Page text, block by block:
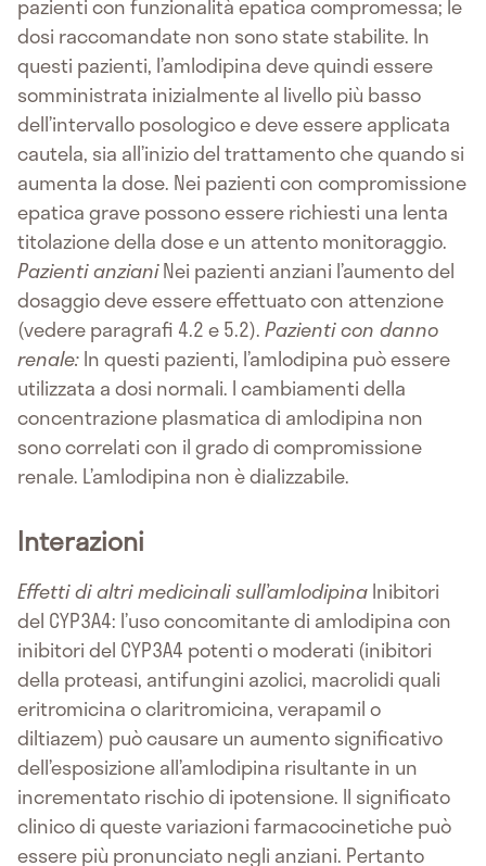
pazienti con funzionalità epatica compromessa; le
dosi raccomandate non sono state stabilite. In
questi pazienti, l’amlodipina deve quindi essere
somministrata inizialmente al livello più basso
dell’intervallo posologico e deve essere applicata
cautela, sia all’inizio del trattamento che quando si
aumenta la dose. Nei pazienti con compromissione
epatica grave possono essere richiesti una lenta
titolazione della dose e un attento monitoraggio.
Pazienti anzianiNei pazienti anziani l’aumento del
dosaggio deve essere effettuato con attenzione
(vedere paragrafi 4.2 e 5.2).Pazienti con danno
renale:In questi pazienti, l’amlodipina può essere
utilizzata a dosi normali. I cambiamenti della
concentrazione plasmatica di amlodipina non
sono correlati con il grado di compromissione
renale. L’amlodipina non è dializzabile.
Interazioni
Effetti di altri medicinali sull’amlodipinaInibitori
del CYP3A4: l’uso concomitante di amlodipina con
inibitori del CYP3A4 potenti o moderati (inibitori
della proteasi, antifungini azolici, macrolidi quali
eritromicina o claritromicina, verapamil o
diltiazem) può causare un aumento significativo
dell’esposizione all’amlodipina risultante in un
incrementato rischio di ipotensione. Il significato
clinico di queste variazioni farmacocinetiche può
essere più pronunciato negli anziani. Pertanto